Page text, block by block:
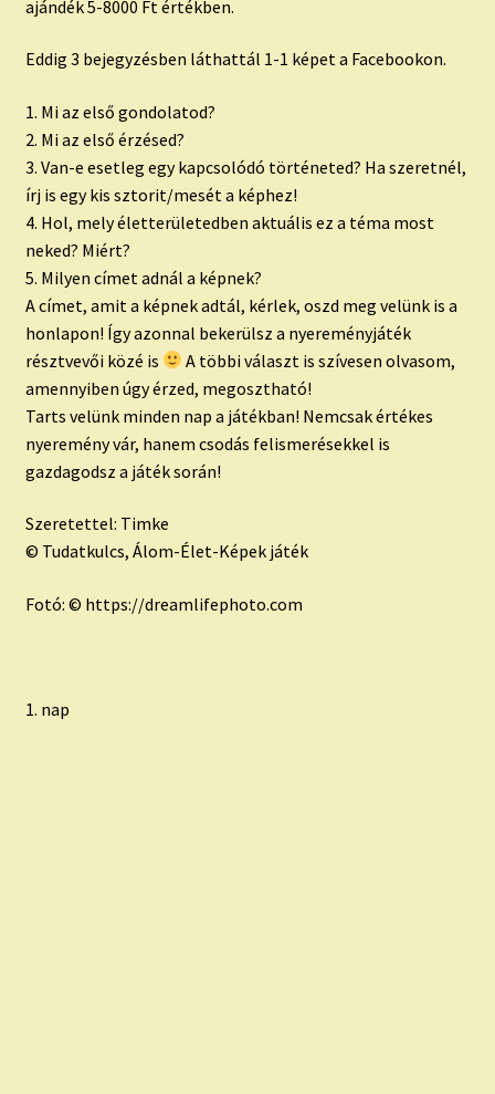
ajándék 5-8000 Ft értékben.
Eddig 3 bejegyzésben láthattál 1-1 képet a Facebookon.
1. Mi az első gondolatod?
2. Mi az első érzésed?
3. Van-e esetleg egy kapcsolódó történeted? Ha szeretnél,
írj is egy kis sztorit/mesét a képhez!
4. Hol, mely életterületedben aktuális ez a téma most
neked? Miért?
5. Milyen címet adnál a képnek?
A címet, amit a képnek adtál, kérlek, oszd meg velünk is a
honlapon! Így azonnal bekerülsz a nyereményjáték
résztvevői közé is
A többi választ is szívesen olvasom,
amennyiben úgy érzed, megosztható!
Tarts velünk minden nap a játékban! Nemcsak értékes
nyeremény vár, hanem csodás felismerésekkel is
gazdagodsz a játék során!
Szeretettel: Timke
© Tudatkulcs, Álom-Élet-Képek játék
Fotó: © https://dreamlifephoto.com
1. nap